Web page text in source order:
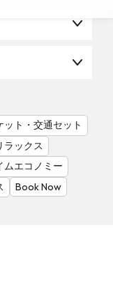
ット・交通セット
ラックス
ムエコノミー
Book Now